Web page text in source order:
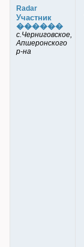
Radar
Участник
������
с.Черниговское,
Апшеронского
р-на